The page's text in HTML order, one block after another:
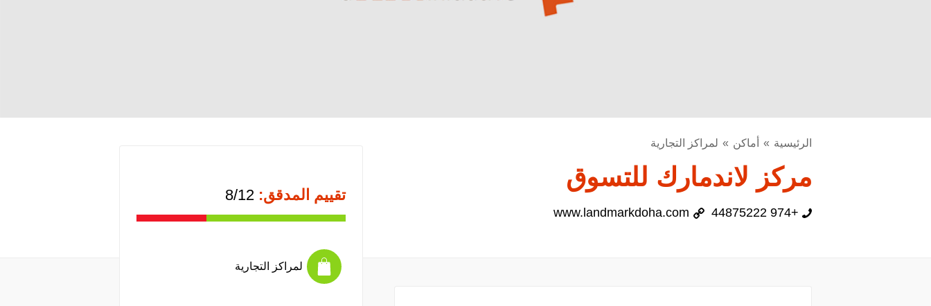
الرئيسية أماكن لمراكز التجارية
مركز لاندمارك للتسوق
+974 44875222
www.landmarkdoha.com
تقييم المدقق:
لمراكز التجارية